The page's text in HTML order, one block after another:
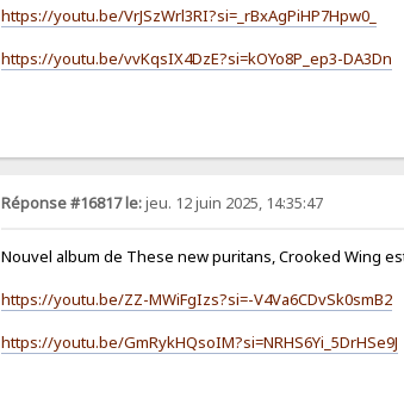
https://youtu.be/VrJSzWrl3RI?si=_rBxAgPiHP7Hpw0_
https://youtu.be/vvKqsIX4DzE?si=kOYo8P_ep3-DA3Dn
Réponse #16817 le:jeu. 12 juin 2025, 14:35:47
Nouvel album de These new puritans, Crooked Wing
https://youtu.be/ZZ-MWiFgIzs?si=-V4Va6CDvSk0smB2
https://youtu.be/GmRykHQsoIM?si=NRHS6Yi_5DrHSe9J